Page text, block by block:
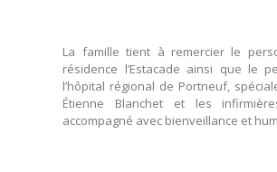
La famille tient à remercier le
résidence l’Estacade ainsi que le
l’hôpital régional de Portneuf,
Étienne Blanchet et les
accompagné avec bienveillance et